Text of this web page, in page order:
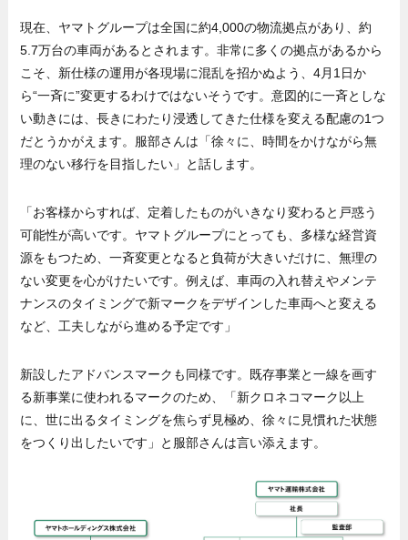
現在、ヤマトグループは全国に約4,000の物流拠点があり、約
5.7万台の車両があるとされます。非常に多くの拠点があるから
こそ、新仕様の運用が各現場に混乱を招かぬよう、4月1日か
ら“一斉に”変更するわけではないそうです。意図的に一斉としな
い動きには、長きにわたり浸透してきた仕様を変える配慮の1つ
だとうかがえます。服部さんは「徐々に、時間をかけながら無
理のない移行を目指したい」と話します。
「お客様からすれば、定着したものがいきなり変わると戸惑う
可能性が高いです。ヤマトグループにとっても、多様な経営資
源をもつため、一斉変更となると負荷が大きいだけに、無理の
ない変更を心がけたいです。例えば、車両の入れ替えやメンテ
ナンスのタイミングで新マークをデザインした車両へと変える
など、工夫しながら進める予定です」
新設したアドバンスマークも同様です。既存事業と一線を画す
る新事業に使われるマークのため、「新クロネコマーク以上
に、世に出るタイミングを焦らず見極め、徐々に見慣れた状態
をつくり出したいです」と服部さんは言い添えます。